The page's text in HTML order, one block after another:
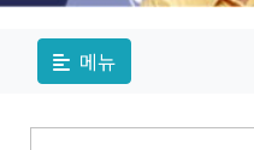
메뉴